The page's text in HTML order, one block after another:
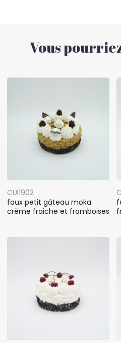
Vous
CUI1902
faux petit gâteau moka
crème fraiche et framboises